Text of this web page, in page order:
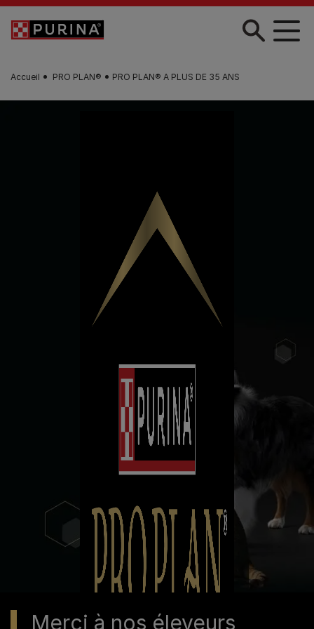
Skip to main content
Accueil PRO PLAN® PRO PLAN® A PLUS DE 35 ANS
Merci à nos éleveurs